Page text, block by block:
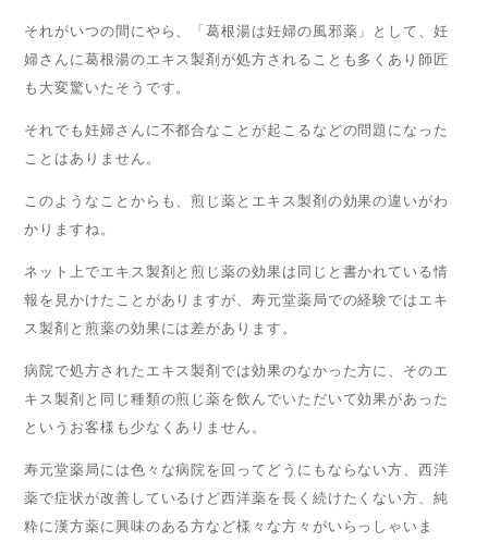
それがいつの間にやら、「葛根湯は妊婦の風邪薬」として、妊
婦さんに葛根湯のエキス製剤が処方されることも多くあり師匠
も大変驚いたそうです。
それでも妊婦さんに不都合なことが起こるなどの問題になった
ことはありません。
このようなことからも、煎じ薬とエキス製剤の効果の違いがわ
かりますね。
ネット上でエキス製剤と煎じ薬の効果は同じと書かれている情
報を見かけたことがありますが、寿元堂薬局での経験ではエキ
ス製剤と煎薬の効果には差があります。
病院で処方されたエキス製剤では効果のなかった方に、そのエ
キス製剤と同じ種類の煎じ薬を飲んでいただいて効果があった
というお客様も少なくありません。
寿元堂薬局には色々な病院を回ってどうにもならない方、西洋
薬で症状が改善しているけど西洋薬を長く続けたくない方、純
粋に漢方薬に興味のある方など様々な方々がいらっしゃいま